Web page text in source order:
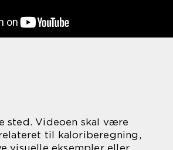
sted. Videoen skal være
til kaloriberegning,
visuelle eksempler eller